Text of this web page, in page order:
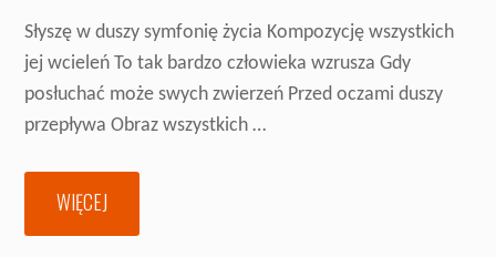
Słyszę w duszy symfonię życia Kompozycję wszystkich
jej wcieleń To tak bardzo człowieka wzrusza Gdy
posłuchać może swych zwierzeń Przed oczami duszy
przepływa Obraz wszystkich …
WIĘCEJ